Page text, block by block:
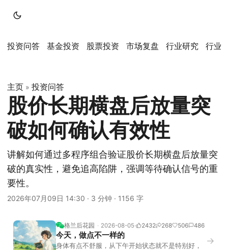
投资问答 基金投资 股票投资 市场复盘 行业研究 行业
主页 » 投资问答
股价长期横盘后放量突
破如何确认有效性
讲解如何通过多程序组合验证股价长期横盘后放量突
破的真实性，避免追高陷阱，强调等待确认信号的重
要性。
2026年07月09日 14:30 · 3 分钟 · 1156 字
格兰后花园 2026-08-05 2432 268 506 486
今天，做点不一样的
身体有点不舒服，从下午开始状态就不是特别好，
→